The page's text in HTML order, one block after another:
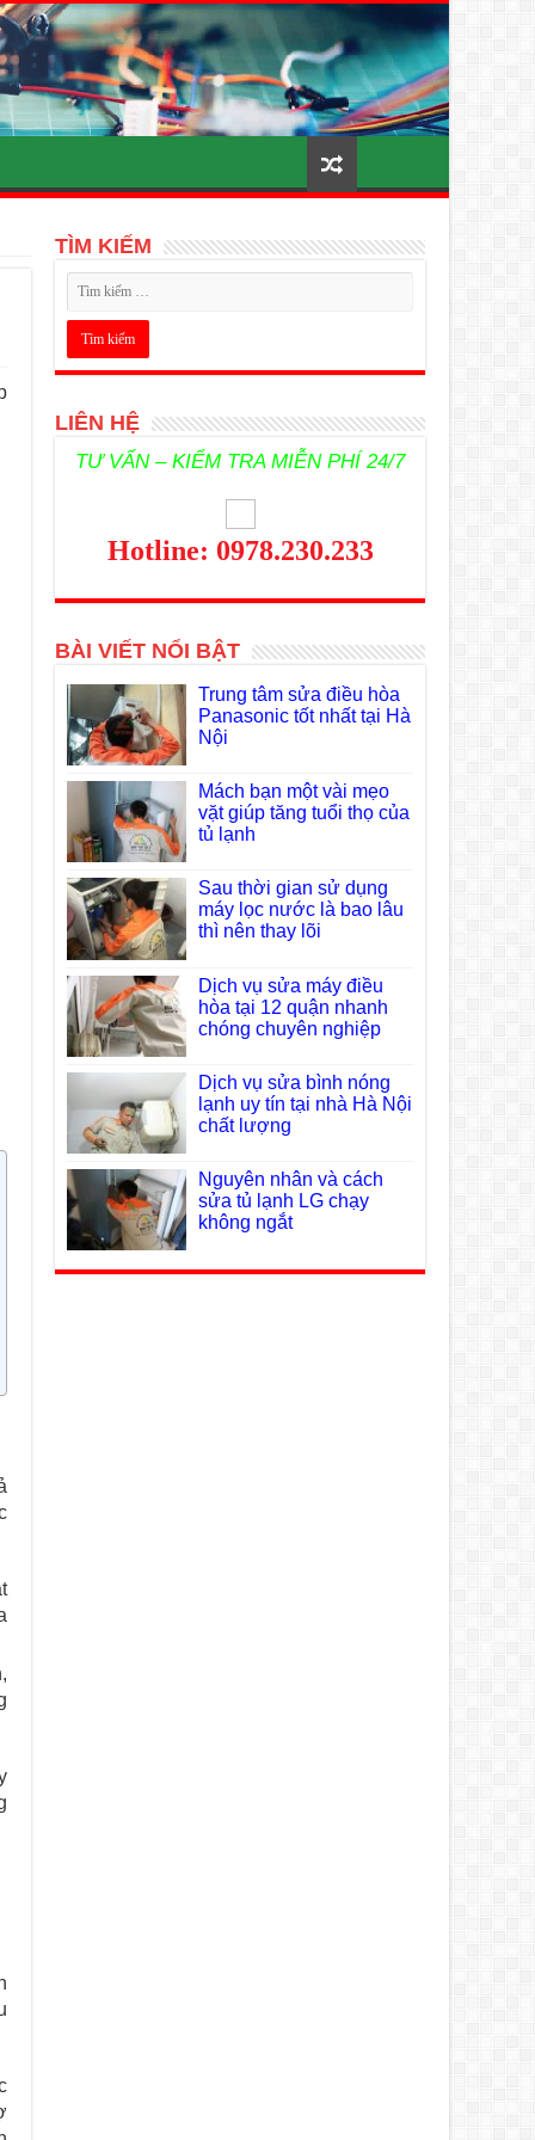
TÌM KIẾM
LIÊN HỆ
TƯ VẤN – KIỂM TRA MIỄN PHÍ 24/7
Hotline: 0978.230.233
BÀI VIẾT NỔI BẬT
Trung tâm sửa điều hòa
Panasonic tốt nhất tại Hà
Nội
Mách bạn một vài mẹo
vặt giúp tăng tuổi thọ của
tủ lạnh
Sau thời gian sử dụng
máy lọc nước là bao lâu
thì nên thay lõi
Dịch vụ sửa máy điều
hòa tại 12 quận nhanh
chóng chuyên nghiệp
Dịch vụ sửa bình nóng
lạnh uy tín tại nhà Hà Nội
chất lượng
Nguyên nhân và cách
sửa tủ lạnh LG chạy
không ngắt